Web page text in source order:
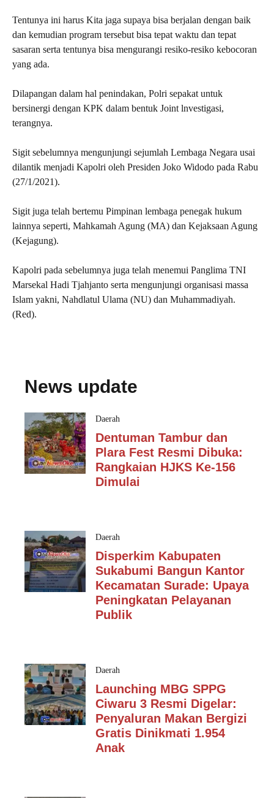
Tentunya ini harus Kita jaga supaya bisa berjalan dengan baik
dan kemudian program tersebut bisa tepat waktu dan tepat
sasaran serta tentunya bisa mengurangi resiko-resiko kebocoran
yang ada.
Dilapangan dalam hal penindakan, Polri sepakat untuk
bersinergi dengan KPK dalam bentuk Joint lnvestigasi,
terangnya.
Sigit sebelumnya mengunjungi sejumlah Lembaga Negara usai
dilantik menjadi Kapolri oleh Presiden Joko Widodo pada Rabu
(27/1/2021).
Sigit juga telah bertemu Pimpinan lembaga penegak hukum
lainnya seperti, Mahkamah Agung (MA) dan Kejaksaan Agung
(Kejagung).
Kapolri pada sebelumnya juga telah menemui Panglima TNI
Marsekal Hadi Tjahjanto serta mengunjungi organisasi massa
Islam yakni, Nahdlatul Ulama (NU) dan Muhammadiyah.
(Red).
News update
Daerah
Dentuman Tambur dan
Plara Fest Resmi Dibuka:
Rangkaian HJKS Ke-156
Dimulai
Daerah
Disperkim Kabupaten
Sukabumi Bangun Kantor
Kecamatan Surade: Upaya
Peningkatan Pelayanan
Publik
Daerah
Launching MBG SPPG
Ciwaru 3 Resmi Digelar:
Penyaluran Makan Bergizi
Gratis Dinikmati 1.954
Anak